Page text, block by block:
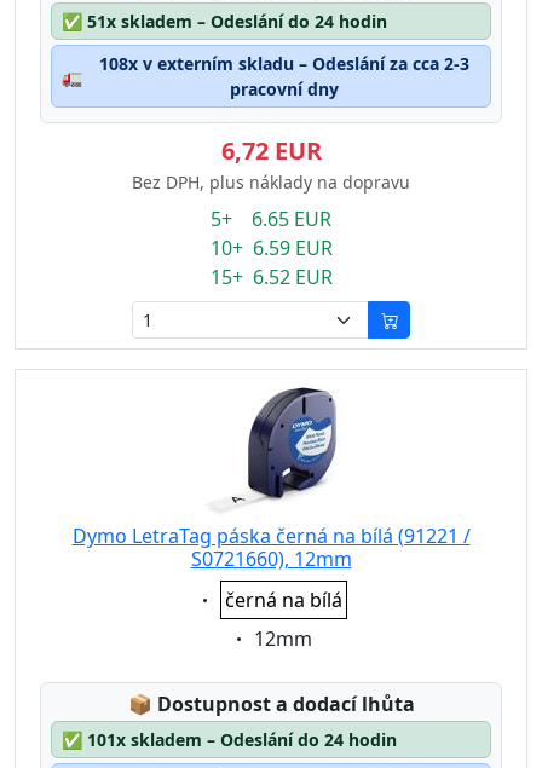
✅ 51x skladem – Odeslání do 24 hodin
🚛
108x v externím skladu – Odeslání za cca 2-3
pracovní dny
6,72 EUR
Bez DPH, plus náklady na dopravu
5+ 6.65 EUR
10+ 6.59 EUR
15+ 6.52 EUR
Dymo LetraTag páska černá na bílá (91221 /
S0721660), 12mm
Eigenschaft:
černá na bílá
Eigenschaft:
12mm
📦 Lagerstatus:
Dostupnost a dodací lhůta
✅ 101x skladem – Odeslání do 24 hodin